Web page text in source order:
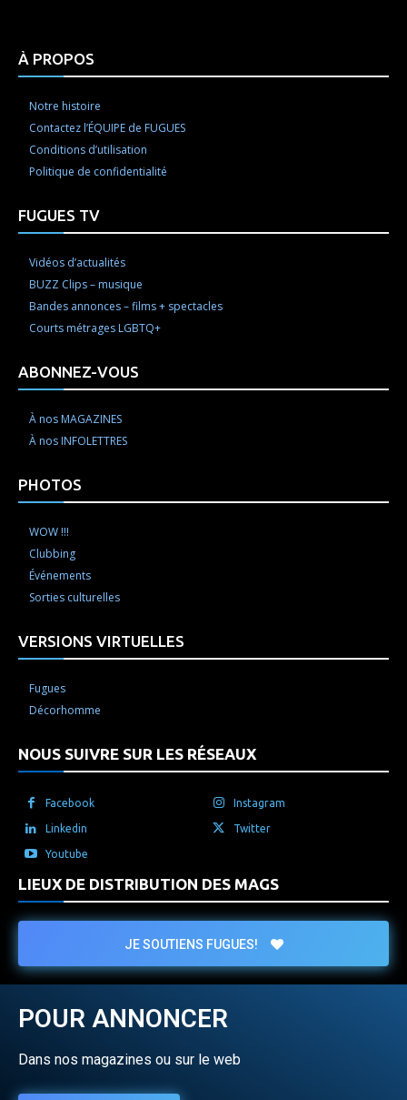
À PROPOS
Notre histoire
Contactez l’ÉQUIPE de FUGUES
Conditions d’utilisation
Politique de confidentialité
FUGUES TV
Vidéos d’actualités
BUZZ Clips – musique
Bandes annonces – films + spectacles
Courts métrages LGBTQ+
ABONNEZ-VOUS
À nos MAGAZINES
À nos INFOLETTRES
PHOTOS
WOW !!!
Clubbing
Événements
Sorties culturelles
VERSIONS VIRTUELLES
Fugues
Décorhomme
NOUS SUIVRE SUR LES RÉSEAUX
Facebook Instagram
Linkedin Twitter
Youtube
LIEUX DE DISTRIBUTION DES MAGS
JE SOUTIENS FUGUES!
POUR ANNONCER
Dans nos magazines ou sur le web